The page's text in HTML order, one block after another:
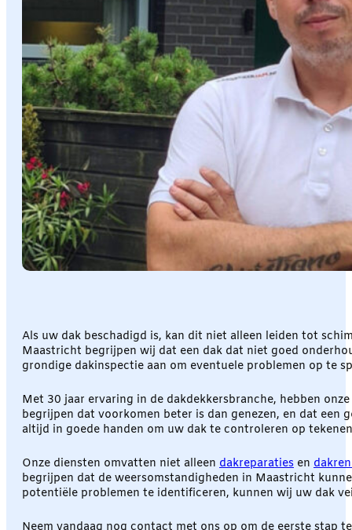
Als uw dak beschadigd is, kan dit niet alleen leiden tot
Maastricht begrijpen wij dat een dak dat niet goed
grondige dakinspectie aan om eventuele problemen op te
Met 30 jaar ervaring in de dakdekkersbranche, hebben
begrijpen dat voorkomen beter is dan genezen, en dat
altijd in goede handen om uw dak te controleren op
Onze diensten omvatten niet alleen dakreparaties en
begrijpen dat de weersomstandigheden in Maastricht
potentiële problemen te identificeren, kunnen wij uw dak
Neem vandaag nog contact met ons op om de eerste stap